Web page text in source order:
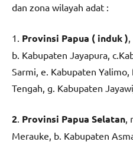
dan zona wilayah adat :
1. Provinsi Papua ( induk )
b. Kabupaten Jayapura,
Sarmi, e. Kabupaten
Tengah, g. Kabupaten
2 Provinsi Papua Selatan
Merauke, b. Kabupaten